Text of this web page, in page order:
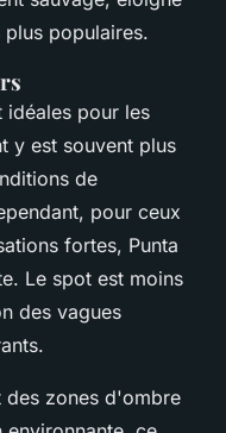
populaires.
idéales pour les
y est souvent plus
de
pour ceux
fortes, Punta
Le spot est moins
des vagues
des zones d'ombre